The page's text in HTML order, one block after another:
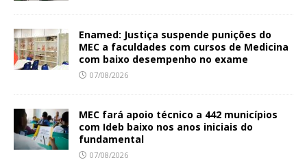
Enamed: Justiça suspende punições do
MEC a faculdades com cursos de Medicina
com baixo desempenho no exame
07/08/2026
MEC fará apoio técnico a 442 municípios
com Ideb baixo nos anos iniciais do
fundamental
07/08/2026